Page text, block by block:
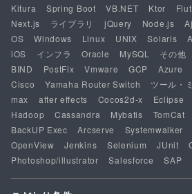
Kitura
Spring Boot VB.NET Ktor
Next.js
ライブラリ jQuery Node.js
OS
Windows Linux UNIX Solaris
iOS
インフラ Oracle MySQL その他
BIND
PostFix Vmware GCP Azure
Cisco
Yamaha Router Switch ツール・
max
after effects Cocos2d-x Eclipse
Hadoop
Cassandra Mybatis TomCat
BackUP Exec
Arcserve Systemwalker
OpenView
Jenkins Selenium JUnit
Photoshop/illustrator
Salesforce SAP